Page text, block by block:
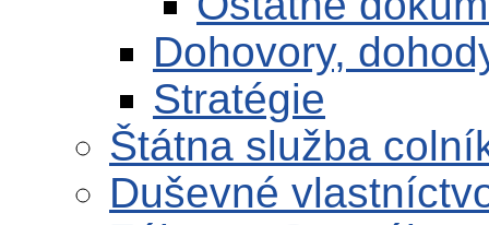
Dohovory,
Stratégie
Štátna služba
Duševné